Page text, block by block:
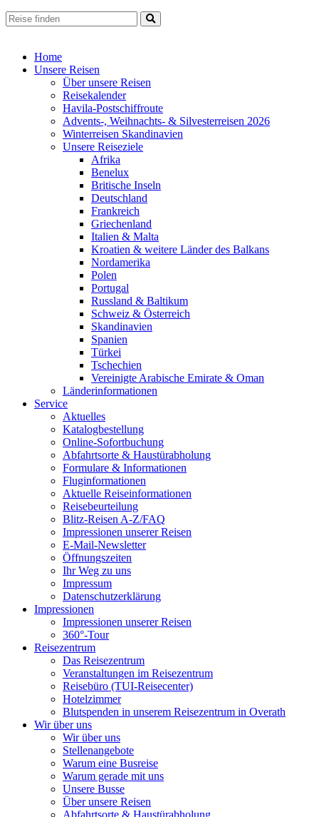
Home
Unsere Reisen
Über unsere Reisen
Reisekalender
Havila-Postschiffroute
Advents-, Weihnachts- & Silvesterreisen 2026
Winterreisen Skandinavien
Unsere Reiseziele
Afrika
Benelux
Britische Inseln
Deutschland
Frankreich
Griechenland
Italien & Malta
Kroatien & weitere Länder des Balkans
Nordamerika
Polen
Portugal
Russland & Baltikum
Schweiz & Österreich
Skandinavien
Spanien
Türkei
Tschechien
Vereinigte Arabische Emirate & Oman
Länderinformationen
Service
Aktuelles
Katalogbestellung
Online-Sofortbuchung
Abfahrtsorte & Haustürabholung
Formulare & Informationen
Fluginformationen
Aktuelle Reiseinformationen
Reisebeurteilung
Blitz-Reisen A-Z/FAQ
Impressionen unserer Reisen
E-Mail-Newsletter
Öffnungszeiten
Ihr Weg zu uns
Impressum
Datenschutzerklärung
Impressionen
Impressionen unserer Reisen
360°-Tour
Reisezentrum
Das Reisezentrum
Veranstaltungen im Reisezentrum
Reisebüro (TUI-Reisecenter)
Hotelzimmer
Blutspenden in unserem Reisezentrum in Overath
Wir über uns
Wir über uns
Stellenangebote
Warum eine Busreise
Warum gerade mit uns
Unsere Busse
Über unsere Reisen
Abfahrtsorte & Haustürabholung